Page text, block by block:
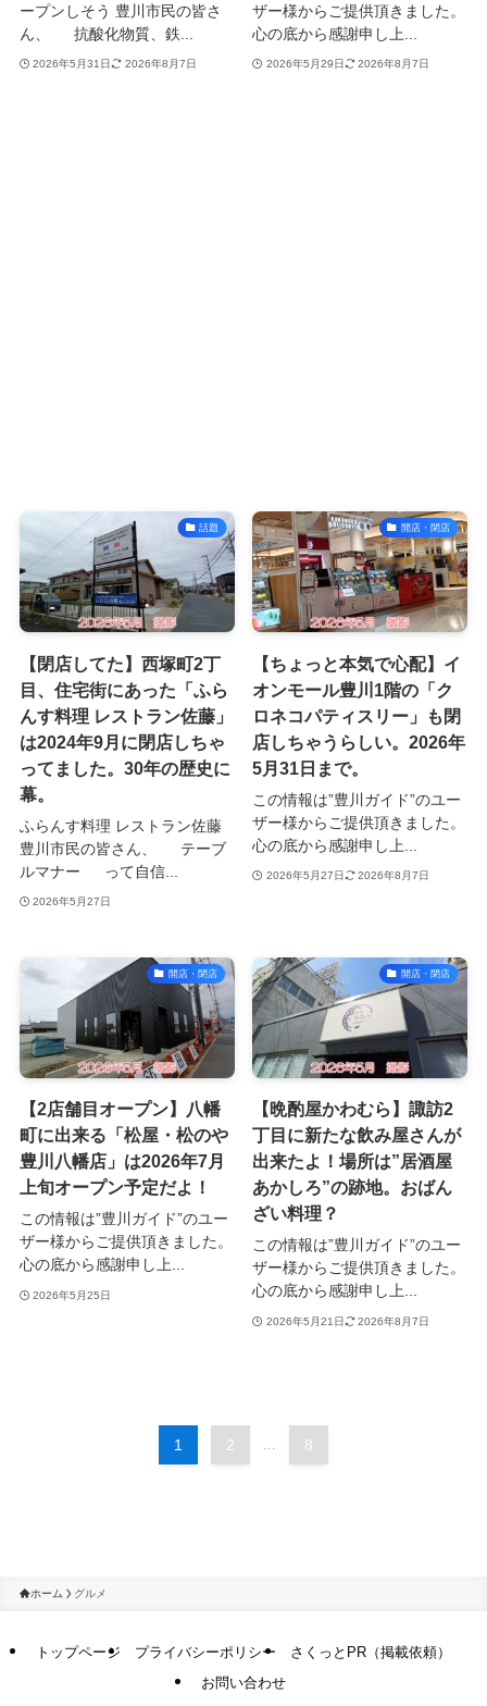
ープンしそう 豊川市民の皆さ
ん、 抗酸化物質、鉄...
2026年5月31日 2026年8月7日
ザー様からご提供頂きました。
心の底から感謝申し上...
2026年5月29日 2026年8月7日
話題
【閉店してた】西塚町2丁
目、住宅街にあった「ふら
んす料理 レストラン佐藤」
は2024年9月に閉店しちゃ
ってました。30年の歴史に
幕。
ふらんす料理 レストラン佐藤
豊川市民の皆さん、 テーブ
ルマナー って自信...
2026年5月27日
開店・閉店
【ちょっと本気で心配】イ
オンモール豊川1階の「ク
ロネコパティスリー」も閉
店しちゃうらしい。2026年
5月31日まで。
この情報は”豊川ガイド”のユー
ザー様からご提供頂きました。
心の底から感謝申し上...
2026年5月27日 2026年8月7日
開店・閉店
【2店舗目オープン】八幡
町に出来る「松屋・松のや
豊川八幡店」は2026年7月
上旬オープン予定だよ！
この情報は”豊川ガイド”のユー
ザー様からご提供頂きました。
心の底から感謝申し上...
2026年5月25日
開店・閉店
【晩酌屋かわむら】諏訪2
丁目に新たな飲み屋さんが
出来たよ！場所は”居酒屋
あかしろ”の跡地。おばん
ざい料理？
この情報は”豊川ガイド”のユー
ザー様からご提供頂きました。
心の底から感謝申し上...
2026年5月21日 2026年8月7日
1 2 ... 8
ホーム グルメ
トップページ プライバシーポリシー
さくっとPR（掲載依頼）
お問い合わせ